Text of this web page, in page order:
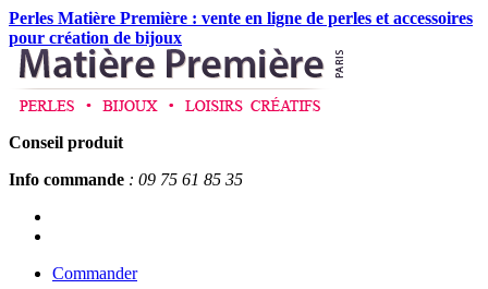
Perles Matière Première : vente en ligne de perles et accessoires
pour création de bijoux
Conseil produit
Info commande : 09 75 61 85 35
Commander